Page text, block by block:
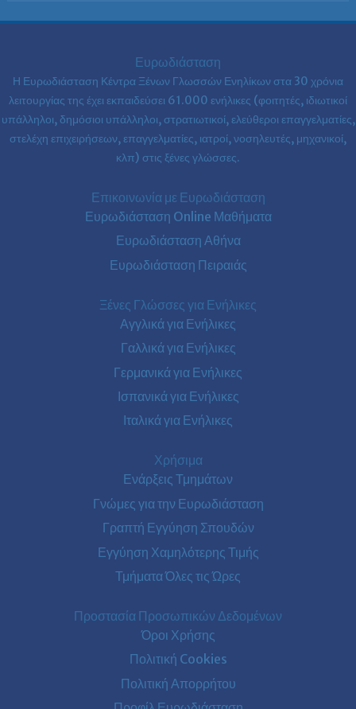
Ευρωδιάσταση
Η Ευρωδιάσταση Κέντρα Ξένων Γλωσσών Ενηλίκων στα 30 χρόνια
λειτουργίας της έχει εκπαιδεύσει 61.000 ενήλικες (φοιτητές, ιδιωτικοί
υπάλληλοι, δημόσιοι υπάλληλοι, στρατιωτικοί, ελεύθεροι επαγγελματίες,
στελέχη επιχειρήσεων, επαγγελματίες, ιατροί, νοσηλευτές, μηχανικοί,
κλπ) στις ξένες γλώσσες.
Επικοινωνία με Ευρωδιάσταση
Ευρωδιάσταση Online Μαθήματα
Ευρωδιάσταση Αθήνα
Ευρωδιάσταση Πειραιάς
Ξένες Γλώσσες για Ενήλικες
Αγγλικά για Ενήλικες
Γαλλικά για Ενήλικες
Γερμανικά για Ενήλικες
Ισπανικά για Ενήλικες
Ιταλικά για Ενήλικες
Χρήσιμα
Ενάρξεις Τμημάτων
Γνώμες για την Ευρωδιάσταση
Γραπτή Εγγύηση Σπουδών
Εγγύηση Χαμηλότερης Τιμής
Τμήματα Όλες τις Ώρες
Προστασία Προσωπικών Δεδομένων
Όροι Χρήσης
Πολιτική Cookies
Πολιτική Απορρήτου